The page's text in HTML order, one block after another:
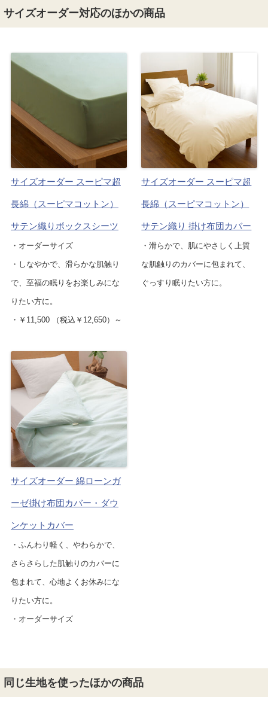
サイズオーダー対応のほかの商品
サイズオーダー スーピマ超
長綿（スーピマコットン）
サテン織りボックスシーツ
・オーダーサイズ
・しなやかで、滑らかな肌触り
で、至福の眠りをお楽しみにな
りたい方に。
・￥11,500 （税込￥12,650）～
サイズオーダー スーピマ超
長綿（スーピマコットン）
サテン織り 掛け布団カバー
・滑らかで、肌にやさしく上質
な肌触りのカバーに包まれて、
ぐっすり眠りたい方に。
サイズオーダー 綿ローンガ
ーゼ掛け布団カバー・ダウ
ンケットカバー
・ふんわり軽く、やわらかで、
さらさらした肌触りのカバーに
包まれて、心地よくお休みにな
りたい方に。
・オーダーサイズ
同じ生地を使ったほかの商品